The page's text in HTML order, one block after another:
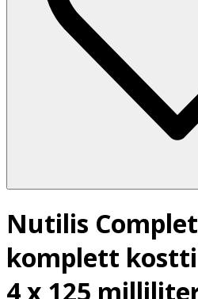
Nutilis
komplett
4 x 125